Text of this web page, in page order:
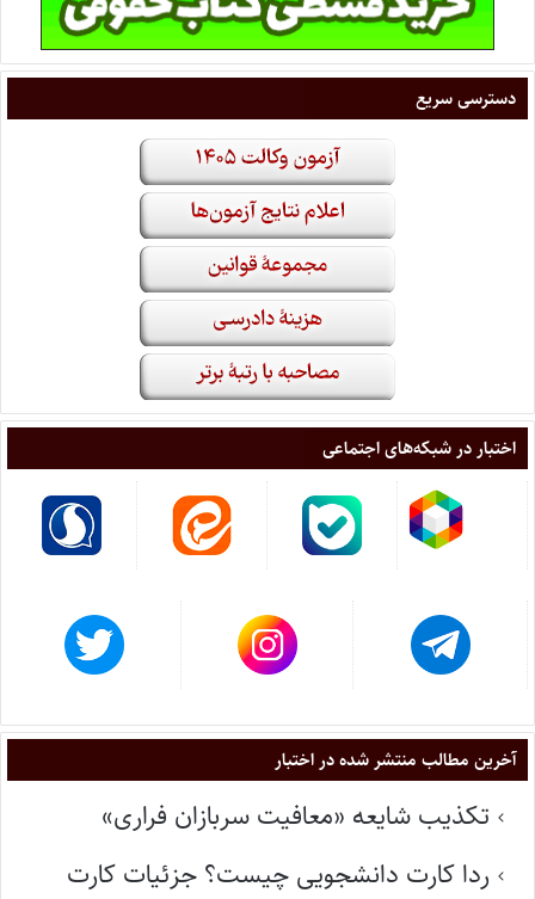
دسترسی سریع
اختبار در شبکه‌های اجتماعی
آخرین مطالب منتشر شده در اختبار
تکذیب شایعه «معافیت سربازان فراری»
ردا کارت دانشجویی چیست؟ جزئیات کارت